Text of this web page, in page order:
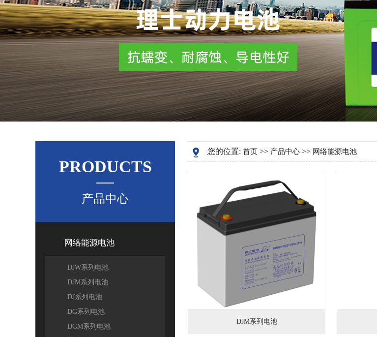
PRODUCTS
产品中心
网络能源电池
DJW系列电池
DJM系列电池
DJ系列电池
DG系列电池
DGM系列电池
您的位置: 首页 >> 产品中心 >> 网络能源电池
DJM系列电池